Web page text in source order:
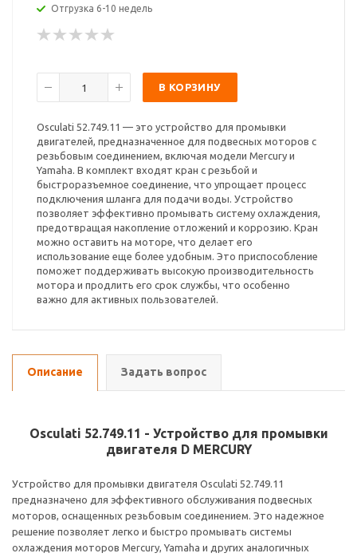
Отгрузка 6-10 недель
В КОРЗИНУ
Osculati 52.749.11 — это устройство для промывки
двигателей, предназначенное для подвесных моторов с
резьбовым соединением, включая модели Mercury и
Yamaha. В комплект входят кран с резьбой и
быстроразъемное соединение, что упрощает процесс
подключения шланга для подачи воды. Устройство
позволяет эффективно промывать систему охлаждения,
предотвращая накопление отложений и коррозию. Кран
можно оставить на моторе, что делает его
использование еще более удобным. Это приспособление
поможет поддерживать высокую производительность
мотора и продлить его срок службы, что особенно
важно для активных пользователей.
Описание Задать вопрос
Osculati 52.749.11 - Устройство для промывки
двигателя D MERCURY
Устройство для промывки двигателя Osculati 52.749.11
предназначено для эффективного обслуживания подвесных
моторов, оснащенных резьбовым соединением. Это надежное
решение позволяет легко и быстро промывать системы
охлаждения моторов Mercury, Yamaha и других аналогичных